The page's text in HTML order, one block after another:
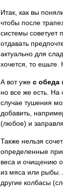
Итак, как вы
чтобы после
системы советует
отдавать
актуально для
хочется, то
А вот уже с обеда
но все же есть. На
случае тушения
добавить,
(любое) и
Также нельзя
определенные
веса и очищению
из мяса или рыбы.
другие колбасы